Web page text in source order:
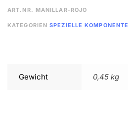
ART.NR. MANILLAR-ROJO
KATEGORIEN SPEZIELLE KOMPONENTE
Gewicht 0,45 kg